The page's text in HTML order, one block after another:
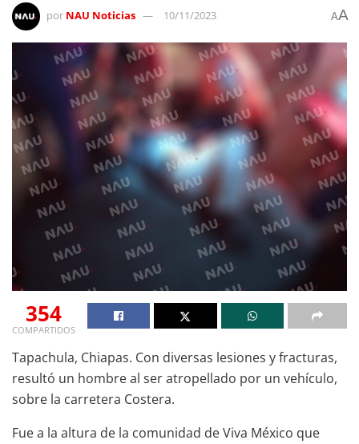
por NAU Noticias 10/11/2023 AA
354
COMPARTIDOS
Tapachula, Chiapas. Con diversas lesiones y fracturas,
resultó un hombre al ser atropellado por un vehículo,
sobre la carretera Costera.
Fue a la altura de la comunidad de Viva México que